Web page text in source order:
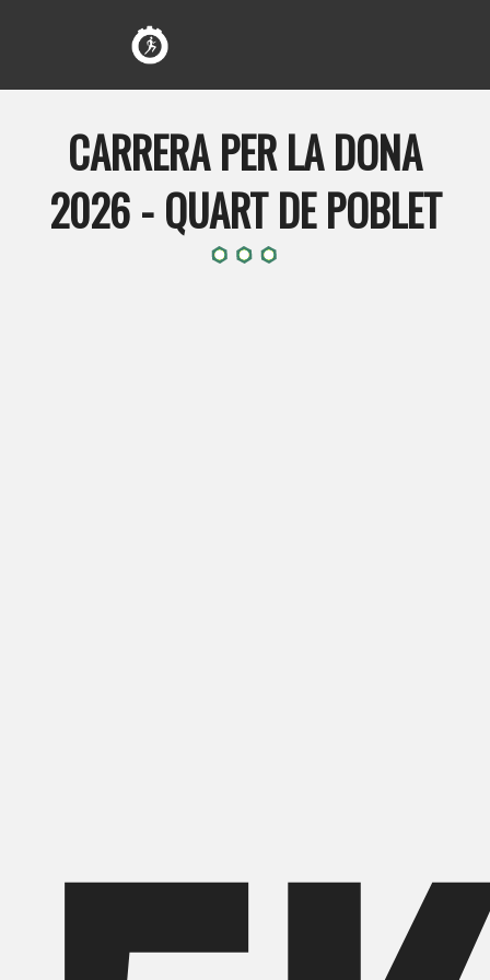
CARRERA PER LA DONA
2026 - QUART DE POBLET